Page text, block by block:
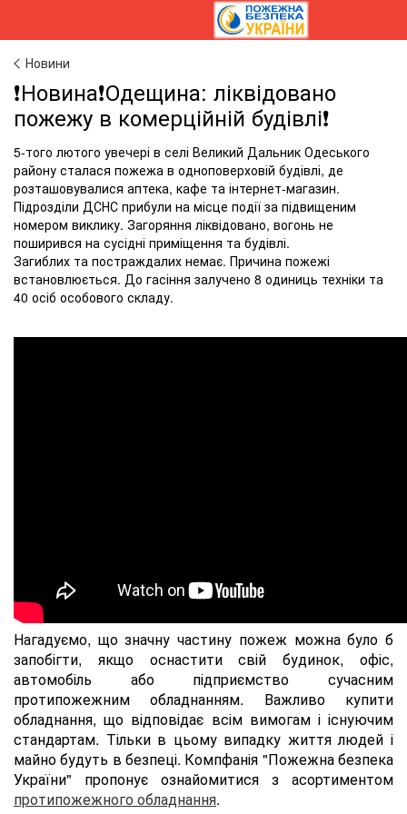
Новини
❗️Новина❗️Одещина: ліквідовано
пожежу в комерційній будівлі❗️
5-того лютого увечері в селі Великий Дальник Одеського
району сталася пожежа в одноповерховій будівлі, де
розташовувалися аптека, кафе та інтернет-магазин.
Підрозділи ДСНС прибули на місце події за підвищеним
номером виклику. Загоряння ліквідовано, вогонь не
поширився на сусідні приміщення та будівлі.
Загиблих та постраждалих немає. Причина пожежі
встановлюється. До гасіння залучено 8 одиниць техніки та
40 осіб особового складу.
Нагадуємо, що значну частину пожеж можна було б
запобігти, якщо оснастити свій будинок, офіс,
автомобіль або підприємство сучасним
протипожежним обладнанням. Важливо купити
обладнання, що відповідає всім вимогам і існуючим
стандартам. Тільки в цьому випадку життя людей і
майно будуть в безпеці. Компфанія "Пожежна безпека
України" пропонує ознайомитися з асортиментом
протипожежного обладнання.